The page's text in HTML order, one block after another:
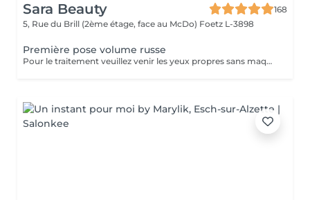
Sara Beauty
168
5, Rue du Brill (2ème étage, face au McDo) Foetz L-3898
Première pose volume russe
Pour le traitement veuillez venir les yeux propres sans maquillage. Si vous avez déjà des extensions de cils choisissez d'abord l'option "Dépose des cils" puis "Première pose". Il est possible que vous soyez allergique à la colle, et les esthéticiennes ne peuvent pas savoir à l'avance s'il y a une allergie avant qu'elle ne se manifeste. Les réactions allergiques surviennent généralement après 3 ou 4 heures et peuvent inclure des picotements, des démangeaisons et un possible gonflement des yeux. Si des rougeurs apparaissent après le traitement, vous pourriez simplement être sensible à la colle, mais ce n'est pas nécessairement une allergie. Attendez un jour, si la situation ne s'améliore pas, il pourrait s'agir d'une allergie à la colle, et il est alors recommandé de retirer les cils. Il est important de noter que l'esthéticienne n'est pas responsable de l'allergie, et le retrait des cils peut résoudre le problème.